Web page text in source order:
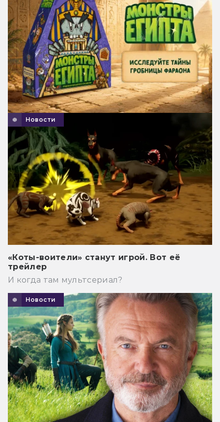
Новости
«Коты-воители» станут игрой. Вот её
трейлер
И когда там мультсериал?
Новости